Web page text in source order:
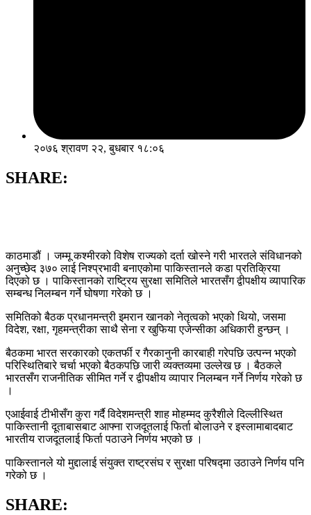
२०७६ श्रावण २२, बुधबार १८:०६
SHARE:
काठमाडौं । जम्मू कश्मीरको विशेष राज्यको दर्ता खोस्ने गरी भारतले संविधानको
अनुच्छेद ३७० लाई निश्प्रभावी बनाएकोमा पाकिस्तानले कडा प्रतिक्रिया
दिएको छ । पाकिस्तानको राष्ट्रिय सुरक्षा समितिले भारतसँग द्वीपक्षीय व्यापारिक
सम्बन्ध निलम्बन गर्ने घोषणा गरेको छ ।
समितिको बैठक प्रधानमन्त्री इमरान खानको नेतृत्वको भएको थियो, जसमा
विदेश, रक्षा, गृहमन्त्रीका साथै सेना र खुफिया एजेन्सीका अधिकारी हुन्छन् ।
बैठकमा भारत सरकारको एकतर्फी र गैरकानुनी कारबाही गरेपछि उत्पन्न भएको
परिस्थितिबारे चर्चा भएको बैठकपछि जारी व्यक्तव्यमा उल्लेख छ । बैठकले
भारतसँग राजनीतिक सीमित गर्ने र द्वीपक्षीय व्यापार निलम्बन गर्ने निर्णय गरेको छ
।
एआईवाई टीभीसँग कुरा गर्दै विदेशमन्त्री शाह मोहम्मद कुरैशीले दिल्लीस्थित
पाकिस्तानी दूताबासबाट आफ्ना राजदूतलाई फिर्ता बोलाउने र इस्लामाबादबाट
भारतीय राजदूतलाई फिर्ता पठाउने निर्णय भएको छ ।
पाकिस्तानले यो मुद्दालाई संयुक्त राष्ट्रसंघ र सुरक्षा परिषद्मा उठाउने निर्णय पनि
गरेको छ ।
SHARE: